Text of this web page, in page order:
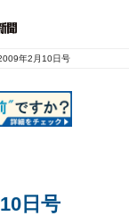
年2月10日号
日号